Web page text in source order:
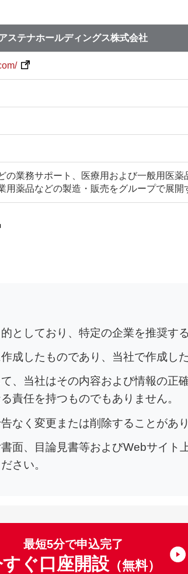
ステナホールディングス株式会社
の業務サポート、医療用および一般用医
用薬品などの製造・販売をグループで展開
としており、特定の企業を推奨す
成したものであり、当社で作成し
、当社はその内容および情報の正
責任を持つものでもありません。
なく変更または削除することがあり
面、目論見書等およびWebサイト
さい。
最短5分で申込完了
ぐ口座開設 （無料）